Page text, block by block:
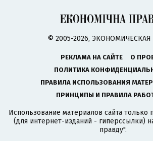
© 2005-2026,
РЕКЛАМА НА САЙТЕ
О
ПОЛИТИКА
ПРАВИЛА ИСПОЛЬЗОВАНИЯ
ПРИНЦИПЫ И ПРАВИЛА
Использование материалов сайта только
(для интернет-изданий - гиперссылки)
правду".